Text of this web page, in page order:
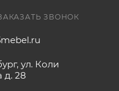
ЗВОНОК
ул. Коли
д. 28